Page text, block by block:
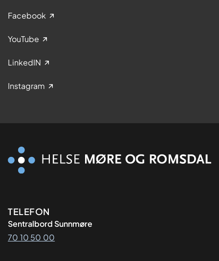
Facebook
YouTube
LinkedIN
Instagram
Kontaktinformasjon
TELEFON
Sentralbord Sunnmøre
70 10 50 00